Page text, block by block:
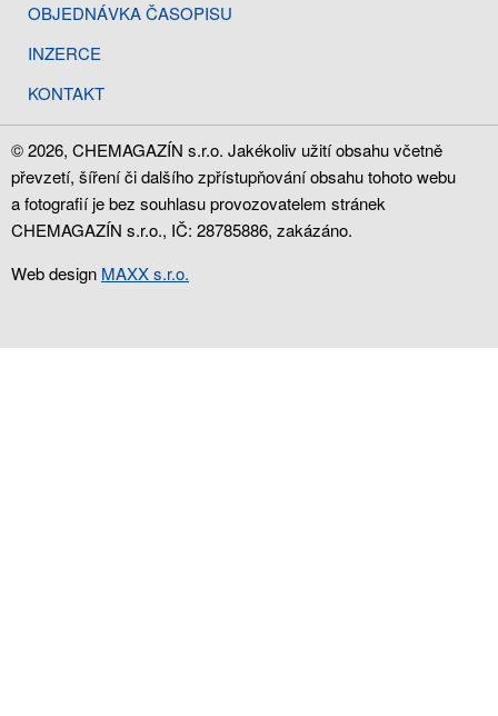
OBJEDNÁVKA ČASOPISU
INZERCE
KONTAKT
© 2026, CHEMAGAZÍN s.r.o. Jakékoliv užití obsahu včetně
převzetí, šíření či dalšího zpřístupňování obsahu tohoto webu
a fotografií je bez souhlasu provozovatelem stránek
CHEMAGAZÍN s.r.o., IČ: 28785886, zakázáno.
Web design MAXX s.r.o.